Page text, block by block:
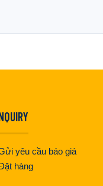
yêu cầu báo giá
hàng